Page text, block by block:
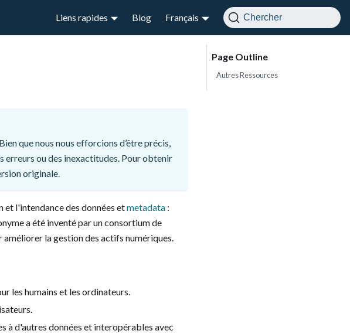
Liens rapides Blog Français Chercher
que nous nous efforcions d’être précis,
erreurs ou des inexactitudes. Pour obtenir
originale.
et l'intendance des données etmetadata :
a été inventé par un consortium de
améliorer la gestion des actifs numériques.
les humains et les ordinateurs.
à d'autres données et interopérables avec
Autres Ressources